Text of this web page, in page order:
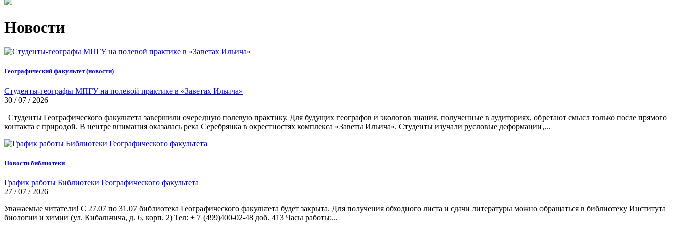
Новости
Географический факультет (новости)
Студенты-географы МПГУ на полевой практике в «Заветах Ильича»
30 / 07 / 2026
Студенты Географического факультета завершили очередную полевую практику. Для будущих географов и экологов знания, полученные в аудиториях, обретают смысл только после прямого
контакта с природой. В центре внимания оказалась река Серебрянка в окрестностях комплекса «Заветы Ильича». Студенты изучали русловые деформации,...
Новости библиотеки
График работы Библиотеки Географического факультета
27 / 07 / 2026
Уважаемые читатели! С 27.07 по 31.07 библиотека Географического факультета будет закрыта. Для получения обходного листа и сдачи литературы можно обращаться в библиотеку Института
биологии и химии (ул. Кибальчича, д. 6, корп. 2) Тел: + 7 (499)400-02-48 доб. 413 Часы работы:...